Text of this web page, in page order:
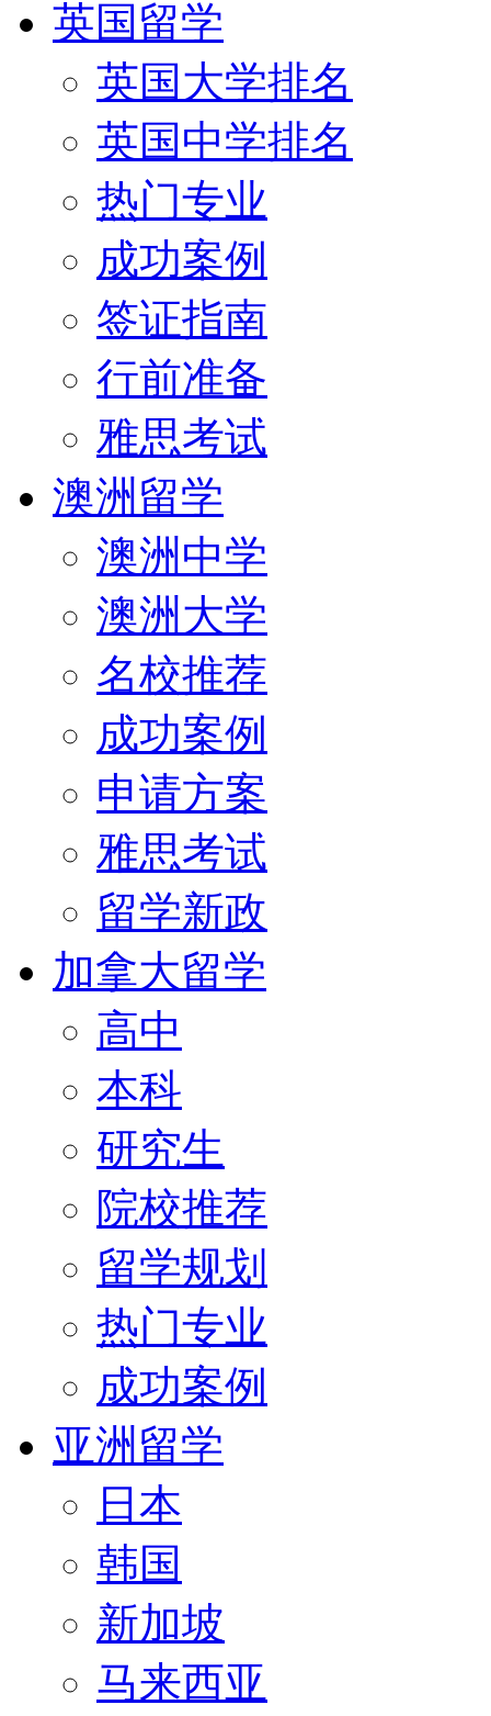
英国留学
英国大学排名
英国中学排名
热门专业
成功案例
签证指南
行前准备
雅思考试
澳洲留学
澳洲中学
澳洲大学
名校推荐
成功案例
申请方案
雅思考试
留学新政
加拿大留学
高中
本科
研究生
院校推荐
留学规划
热门专业
成功案例
亚洲留学
日本
韩国
新加坡
马来西亚